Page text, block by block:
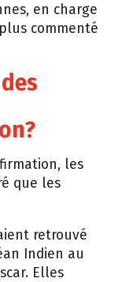
en charge
commenté
les
que les
retrouvé
Indien au
Elles